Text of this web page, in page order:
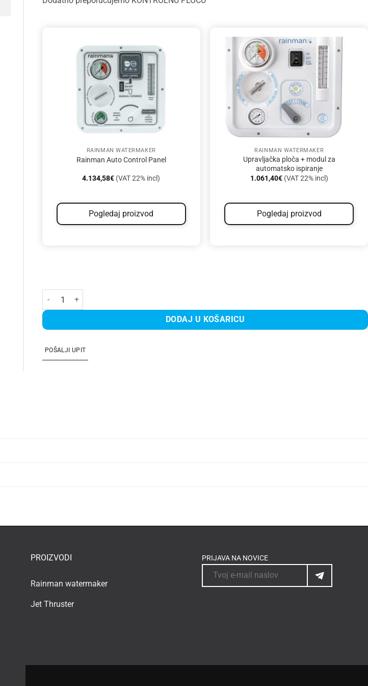
RAINMAN WATERMAKER
Rainman Auto Control Panel
4.134,58€ (VAT 22% incl)
Pogledaj proizvod
RAINMAN WATERMAKER
Upravljačka ploča + modul za
automatsko ispiranje
1.061,40€(VAT 22% incl)
Pogledaj proizvod
Modular 24V DC 55 količina
DODAJ U KOŠARICU
POŠALJI UPIT
PROIZVODI
Rainman watermaker
Jet Thruster
PRIJAVA NA NOVICE